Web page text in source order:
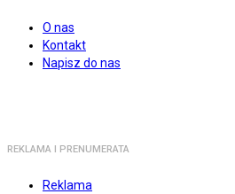
O nas
Kontakt
Napisz do nas
REKLAMA I PRENUMERATA
Reklama